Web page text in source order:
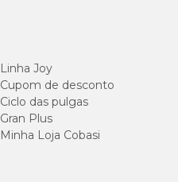
Linha Joy
Cupom de desconto
Ciclo das pulgas
Gran Plus
Minha Loja Cobasi